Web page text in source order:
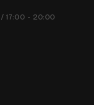
17:00 - 20:00